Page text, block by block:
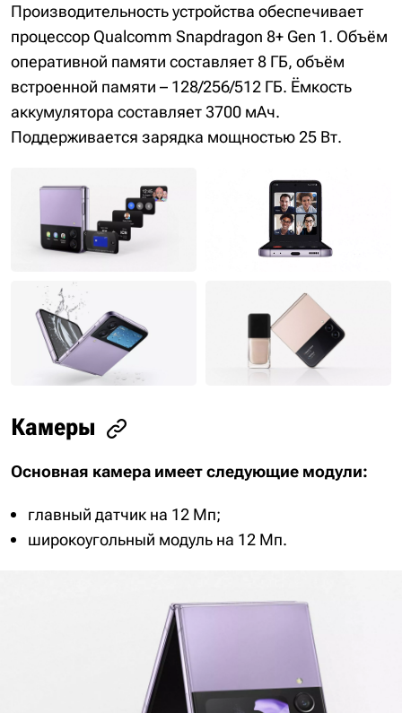
Производительность устройства обеспечивает
процессор Qualcomm Snapdragon 8+ Gen 1. Объём
оперативной памяти составляет 8 ГБ, объём
встроенной памяти – 128/256/512 ГБ. Ёмкость
аккумулятора составляет 3700 мАч.
Поддерживается зарядка мощностью 25 Вт.
Камеры
Основная камера имеет следующие модули:
главный датчик на 12 Мп;
широкоугольный модуль на 12 Мп.